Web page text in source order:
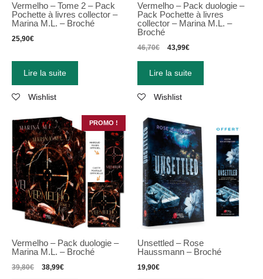
Vermelho – Tome 2 – Pack
Pochette à livres collector –
Marina M.L. – Broché
25,90€
Lire la suite
Wishlist
Vermelho – Pack duologie –
Pack Pochette à livres
collector – Marina M.L. –
Broché
46,70€ 43,99€
Lire la suite
Wishlist
PROMO !
Vermelho – Pack duologie –
Marina M.L. – Broché
39,80€ 38,99€
Unsettled – Rose
Haussmann – Broché
19,90€